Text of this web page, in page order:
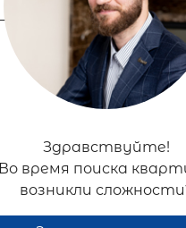
Здравствуйте!
Во время поиска
возникли